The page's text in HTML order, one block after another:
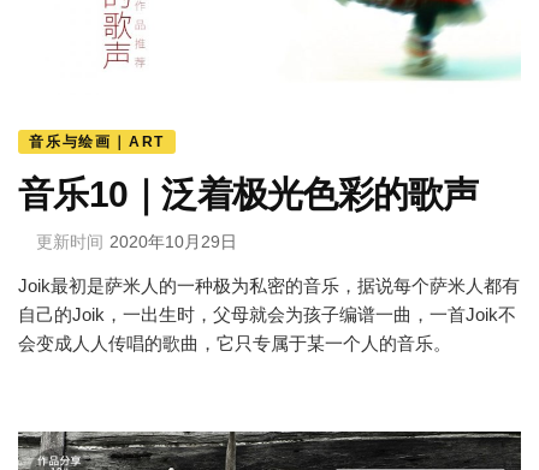
音乐与绘画｜ART
音乐10｜泛着极光色彩的歌声
更新时间 2020年10月29日
Joik最初是萨米人的一种极为私密的音乐，据说每个萨米人都有
自己的Joik，一出生时，父母就会为孩子编谱一曲，一首Joik不
会变成人人传唱的歌曲，它只专属于某一个人的音乐。